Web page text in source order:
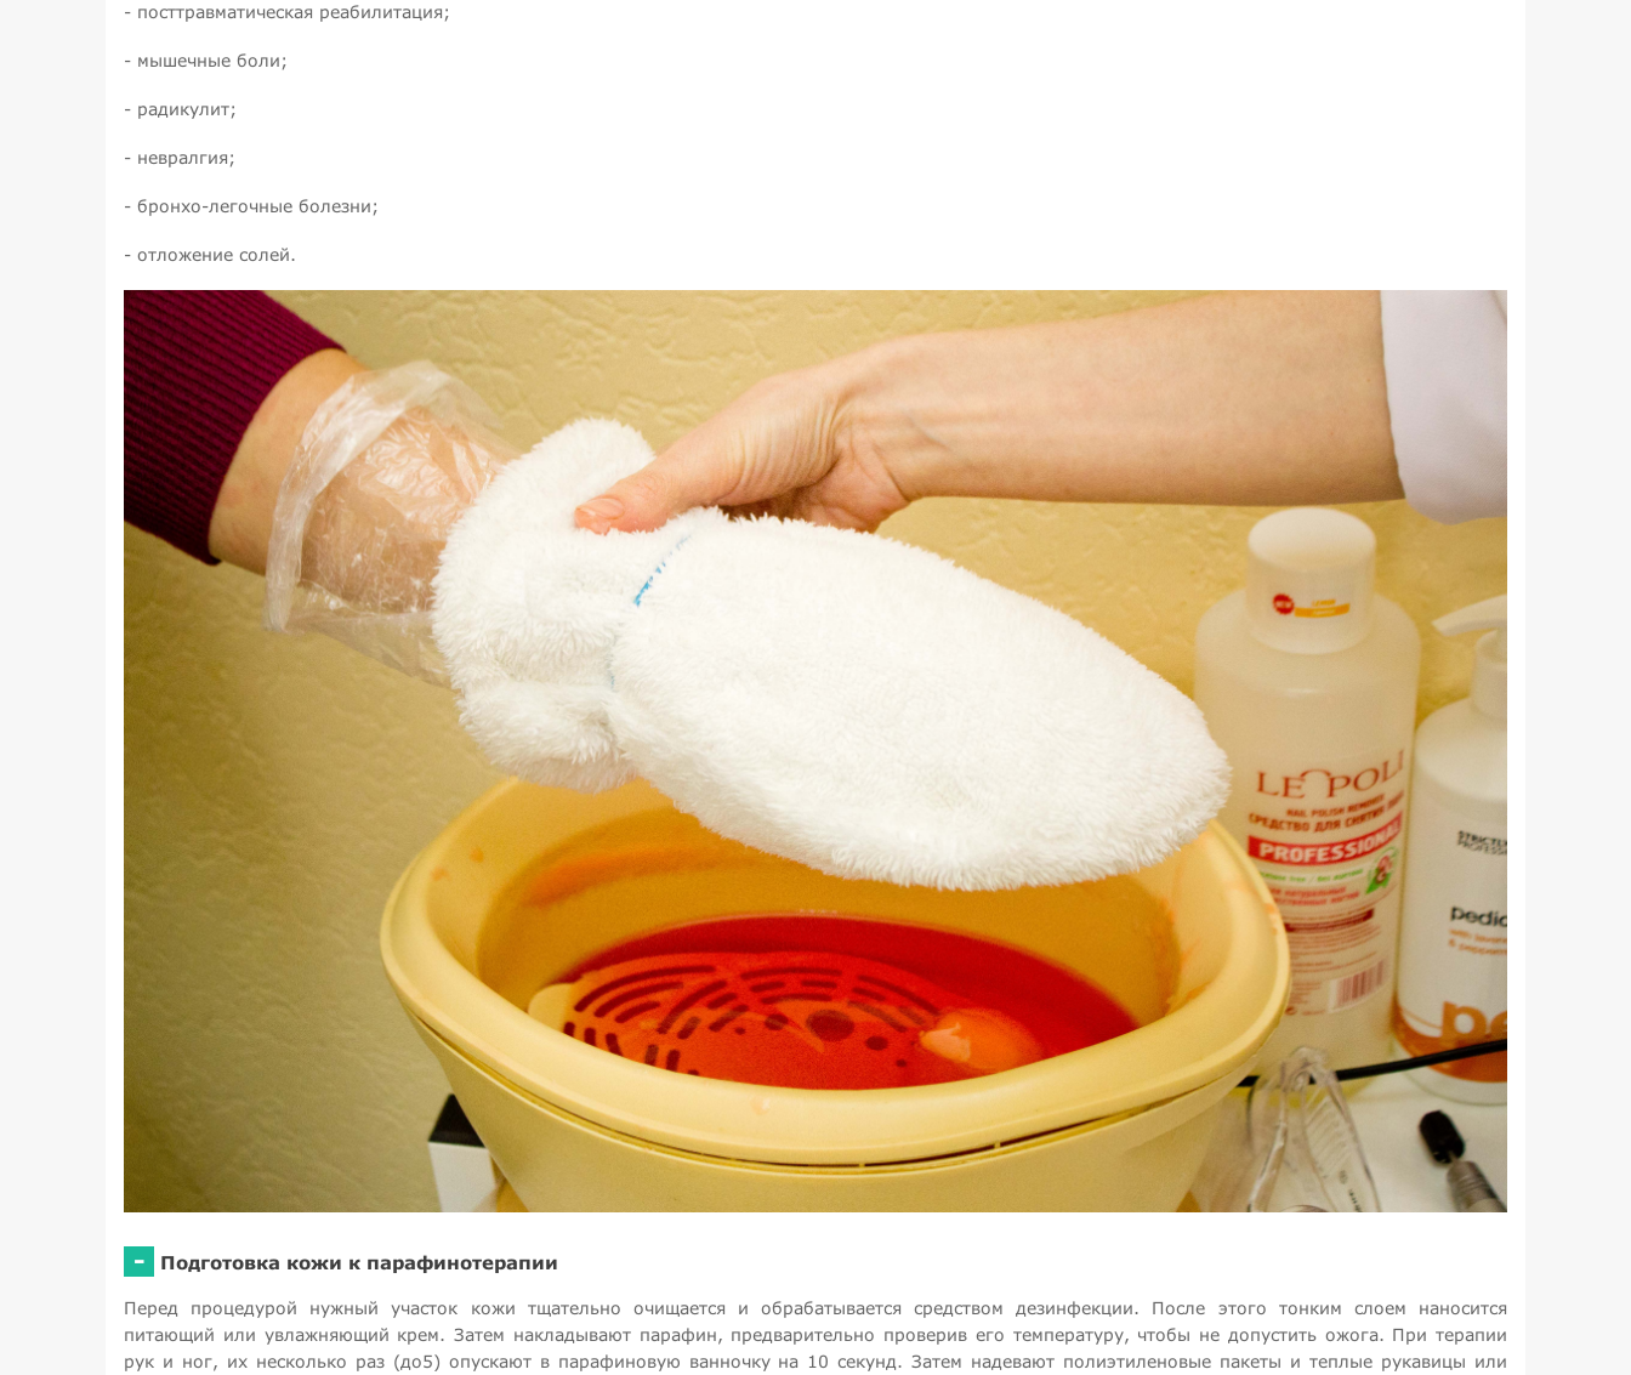
- посттравматическая реабилитация;
- мышечные боли;
- радикулит;
- невралгия;
- бронхо-легочные болезни;
- отложение солей.
- Подготовка кожи к парафинотерапии
Перед процедурой нужный участок кожи тщательно очищается и обрабатывается средством дезинфекции. После этого тонким слоем наносится
питающий или увлажняющий крем. Затем накладывают парафин, предварительно проверив его температуру, чтобы не допустить ожога. При терапии
рук и ног, их несколько раз (до5) опускают в парафиновую ванночку на 10 секунд. Затем надевают полиэтиленовые пакеты и теплые рукавицы или